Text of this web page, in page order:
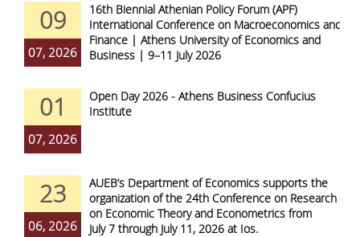
09
07, 2026
16th Biennial Athenian Policy Forum (APF)
International Conference on Macroeconomics and
Finance | Athens University of Economics and
Business | 9–11 July 2026
01
07, 2026
Open Day 2026 - Athens Business Confucius
Institute
23
06, 2026
AUEB’s Department of Economics supports the
organization of the 24th Conference on Research
on Economic Theory and Econometrics from
July 7 through July 11, 2026 at Ios.